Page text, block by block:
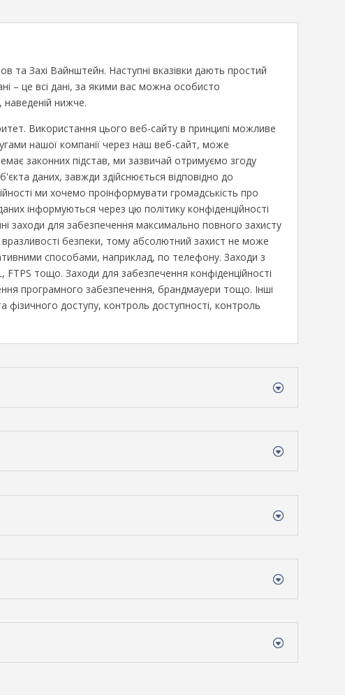
та Захі Вайнштейн. Наступні вказівки дають простий
– це всі дані, за якими вас можна особисто
наведеній нижче.
Використання цього веб-сайту в принципі можливе
нашої компанії через наш веб-сайт, може
законних підстав, ми зазвичай отримуємо згоду
даних, завжди здійснюється відповідно до
ми хочемо проінформувати громадськість про
інформуються через цю політику конфіденційності
заходи для забезпечення максимально повного захисту
безпеки, тому абсолютний захист не може
способами, наприклад, по телефону. Заходи з
тощо. Заходи для забезпечення конфіденційності
програмного забезпечення, брандмауери тощо. Інші
фізичного доступу, контроль доступності, контроль